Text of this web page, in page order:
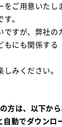
をご用意いたし
。
ですが、弊社の
もにも関係する
みください。
方は、以下から
自動でダウンロ